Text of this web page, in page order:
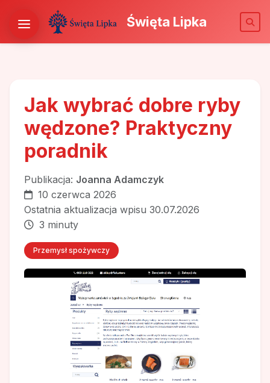
Święta Lipka
Jak wybrać dobre ryby
wędzone? Praktyczny
poradnik
Publikacja: Joanna Adamczyk
10 czerwca 2026
Ostatnia aktualizacja wpisu 30.07.2026
3 minuty
Przemysł spożywczy